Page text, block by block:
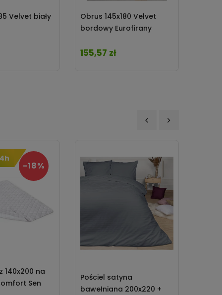
Velvet biały
Obrus 145x180 Velvet
bordowy Eurofirany
Cena
155,57 zł
140x200 na
Sen
-18%
Pościel satyna
bawełniana 200x220 +